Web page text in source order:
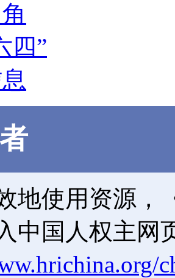
四”
地使用资源，
中国人权主网